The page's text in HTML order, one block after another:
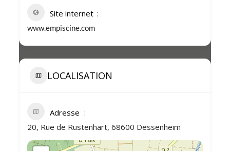
Site internet
www.empiscine.com
LOCALISATION
Adresse
20, Rue de Rustenhart, 68600 Dessenheim